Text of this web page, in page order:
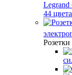
Legrand
44